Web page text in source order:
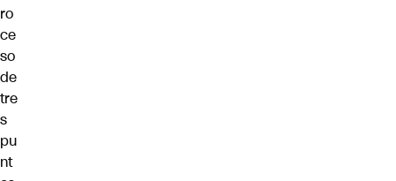
ro
ce
so
de
tre
s
pu
nt